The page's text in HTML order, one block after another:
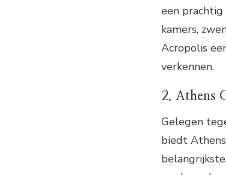
een
kamers,
Acropolis
verkennen.
2. Athens
Gelegen
biedt